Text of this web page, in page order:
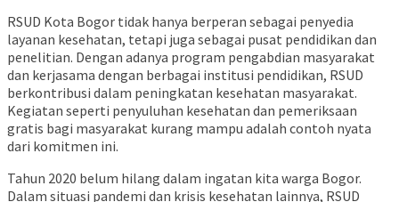
RSUD Kota Bogor tidak hanya berperan sebagai penyedia
layanan kesehatan, tetapi juga sebagai pusat pendidikan dan
penelitian. Dengan adanya program pengabdian masyarakat
dan kerjasama dengan berbagai institusi pendidikan, RSUD
berkontribusi dalam peningkatan kesehatan masyarakat.
Kegiatan seperti penyuluhan kesehatan dan pemeriksaan
gratis bagi masyarakat kurang mampu adalah contoh nyata
dari komitmen ini.
Tahun 2020 belum hilang dalam ingatan kita warga Bogor.
Dalam situasi pandemi dan krisis kesehatan lainnya, RSUD